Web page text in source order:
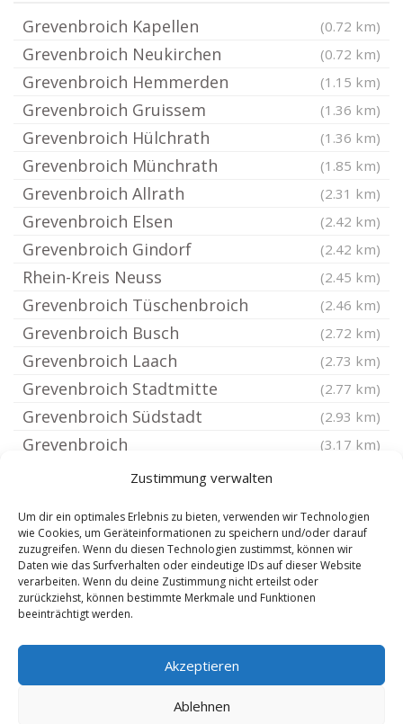
Zustimmung verwalten
Um dir ein optimales Erlebnis zu bieten, verwenden wir Technologien
wie Cookies, um Geräteinformationen zu speichern und/oder darauf
zuzugreifen. Wenn du diesen Technologien zustimmst, können wir
Daten wie das Surfverhalten oder eindeutige IDs auf dieser Website
verarbeiten. Wenn du deine Zustimmung nicht erteilst oder
zurückziehst, können bestimmte Merkmale und Funktionen
beeinträchtigt werden.
Akzeptieren
Ablehnen
Grevenbroich Kapellen (0.72 km)
Grevenbroich Neukirchen (0.72 km)
Grevenbroich Hemmerden (1.15 km)
Grevenbroich Gruissem (1.36 km)
Grevenbroich Hülchrath (1.36 km)
Grevenbroich Münchrath (1.85 km)
Grevenbroich Allrath (2.31 km)
Grevenbroich Elsen (2.42 km)
Grevenbroich Gindorf (2.42 km)
Rhein-Kreis Neuss (2.45 km)
Grevenbroich Tüschenbroich (2.46 km)
Grevenbroich Busch (2.72 km)
Grevenbroich Laach (2.73 km)
Grevenbroich Stadtmitte (2.77 km)
Grevenbroich Südstadt (2.93 km)
Grevenbroich (3.17 km)
Grevenbroich Gilverath
Grevenbroich Elfgen (3.45 km)
Grevenbroich Wevelinghoven (3.53 km)
Grevenbroich Barrenstein
Grevenbroich Fürth
Grevenbroich Neubrück
Grevenbroich Orken